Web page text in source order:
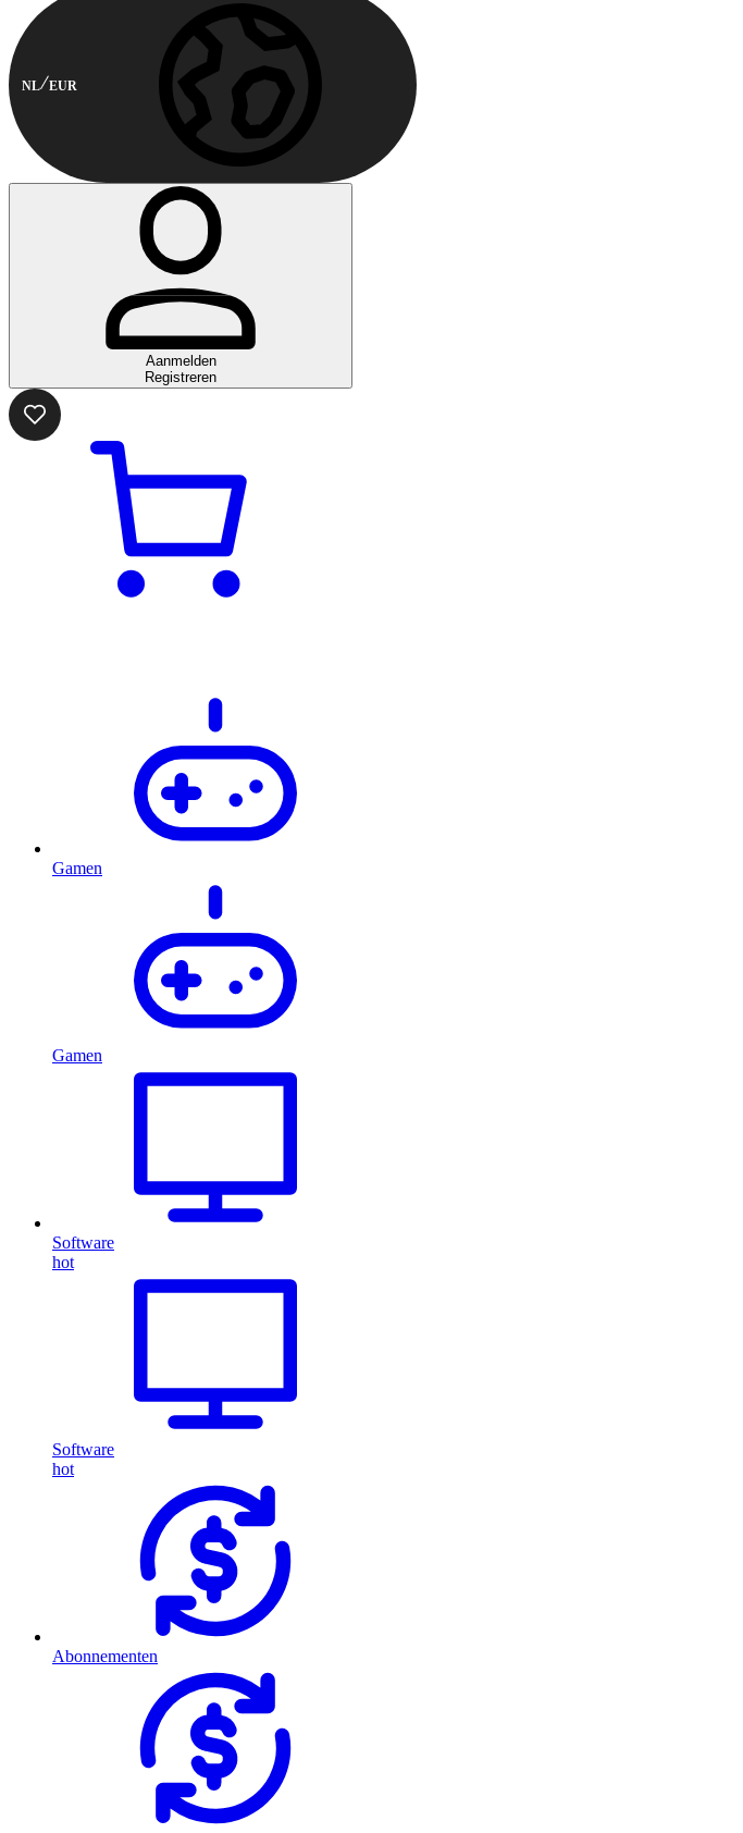
NL EUR
Aanmelden
Registreren
Gamen
Gamen
Software
hot
Software
hot
Abonnementen